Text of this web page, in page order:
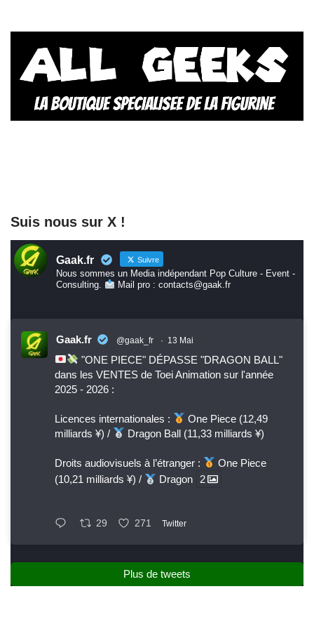
Suis nous sur X !
Gaak.fr Suivre
Nous sommes un Media indépendant Pop Culture - Event -
Consulting.
Mail pro : contacts@gaak.fr
Gaak.fr @gaak_fr · 13 Mai
"ONE PIECE" DÉPASSE "DRAGON BALL"
dans les VENTES de Toei Animation sur l'année
2025 - 2026 :
Licences internationales :
One Piece (12,49
milliards ¥) /
Dragon Ball (11,33 milliards ¥)
Droits audiovisuels à l’étranger :
One Piece
(10,21 milliards ¥) /
Dragon 2
29 271 Twitter
Plus de tweets